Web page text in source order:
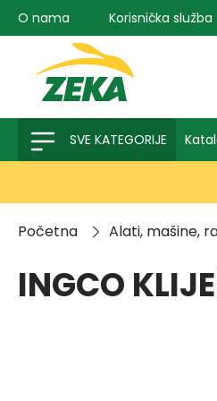
pretragu Preskoči na
O nama Korisnička služba
SVE KATEGORIJE
Početna Alati, mašine,
INGCO